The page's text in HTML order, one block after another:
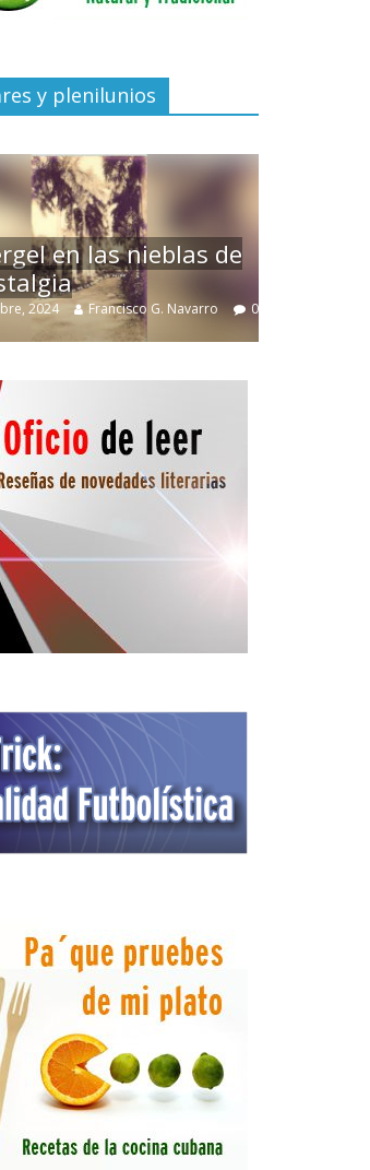
y plenilunios
0
La efímera Torre del
Villuendas
21 septiembre, 2024
3